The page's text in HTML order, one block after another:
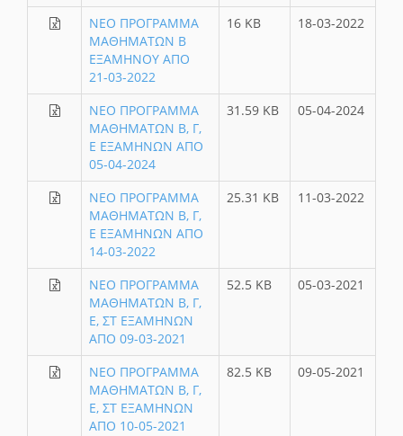
ΝΕΟ ΠΡΟΓΡΑΜΜΑ
ΜΑΘΗΜΑΤΩΝ Β
ΕΞΑΜΗΝΟΥ ΑΠΟ
21-03-2022
16 KB 18-03-2022
ΝΕΟ ΠΡΟΓΡΑΜΜΑ
ΜΑΘΗΜΑΤΩΝ Β, Γ,
Ε ΕΞΑΜΗΝΩΝ ΑΠΟ
05-04-2024
31.59 KB 05-04-2024
ΝΕΟ ΠΡΟΓΡΑΜΜΑ
ΜΑΘΗΜΑΤΩΝ Β, Γ,
Ε ΕΞΑΜΗΝΩΝ ΑΠΟ
14-03-2022
25.31 KB 11-03-2022
ΝΕΟ ΠΡΟΓΡΑΜΜΑ
ΜΑΘΗΜΑΤΩΝ Β, Γ,
Ε, ΣΤ ΕΞΑΜΗΝΩΝ
ΑΠΟ 09-03-2021
52.5 KB 05-03-2021
ΝΕΟ ΠΡΟΓΡΑΜΜΑ
ΜΑΘΗΜΑΤΩΝ Β, Γ,
Ε, ΣΤ ΕΞΑΜΗΝΩΝ
ΑΠΟ 10-05-2021
82.5 KB 09-05-2021